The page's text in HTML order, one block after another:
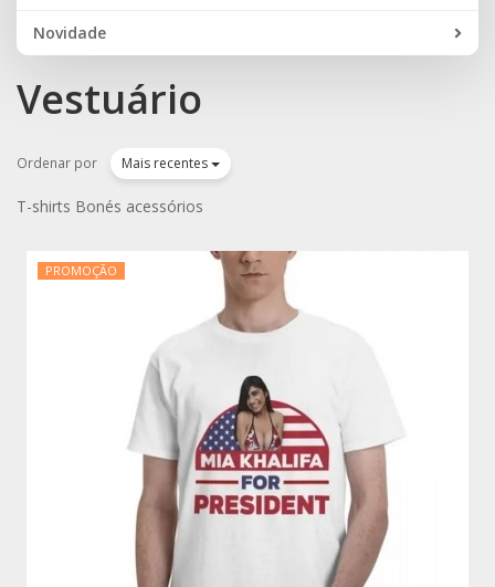
Novidade
Vestuário
Ordenar por Mais recentes
T-shirts Bonés acessórios
PROMOÇÃO